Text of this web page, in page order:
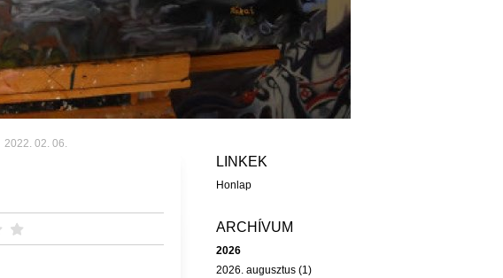
2022. 02. 06.
LINKEK
Honlap
ARCHÍVUM
2026
2026. augusztus (1)